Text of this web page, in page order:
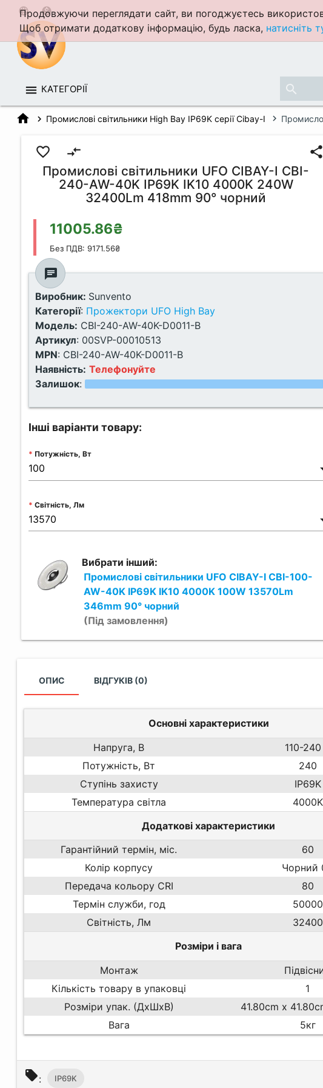
language monetization_on
КАТЕГОРІЇ search
home Промислові світильники High Bay IP69K серії Cibay-I
favorite_border compare_arrows share
Промислові світильники UFO CIBAY-I CBI-
240-AW-40K IP69K IK10 4000K 240W
32400Lm 418mm 90° чорний
11005.86₴
Без ПДВ: 9171.56₴
chat
Виробник: Sunvento
Категорії: Прожектори UFO High Bay
Модель: CBI-240-AW-40K-D0011-B
Артикул: 00SVP-00010513
MPN: CBI-240-AW-40K-D0011-B
Наявність: Телефонуйте
Залишок:
Інші варіанти товару:
Потужність, Вт
Світність, Лм
Вибрати інший:
Промислові світильники UFO CIBAY-I CBI-100-
AW-40K IP69K IK10 4000K 100W 13570Lm
346mm 90° чорний
(Під замовлення)
ОПИС ВІДГУКІВ (0)
Основні характеристики
Напруга, В
110-
Потужність, Вт
240
Ступінь захисту
IP69K
Температура світла
4000K
Додаткові характеристики
Гарантійний термін, міс.
60
Колір корпусу
Чорний
Передача кольору CRI
80
Термін служби, год
50000
Світність, Лм
32400
Розміри і вага
Монтаж
Кількість товару в упаковці
1
Розміри упак. (ДхШхВ)
41.80cm x
Вага
5кг
local_offer: IP69K
Продовжуючи переглядати сайт, ви погоджуєтесь
Щоб отримати додаткову інформацію, будь ласка, натисніть